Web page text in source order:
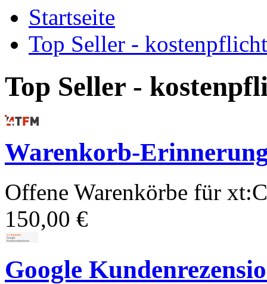
Startseite
Top Seller -
Top Seller -
Warenkorb-
Offene Warenkörbe für
150,00 €
Google